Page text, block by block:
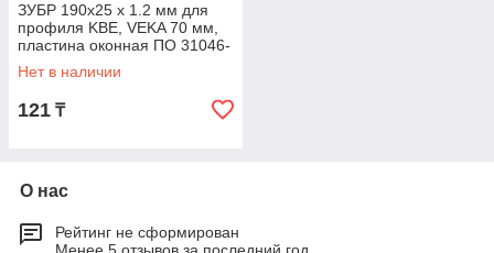
ЗУБР 190х25 х 1.2 мм для
профиля KBE, VEKA 70 мм,
пластина оконная ПО 31046-
190-70_z01
Нет в наличии
121 ₸
О нас
Рейтинг не сформирован